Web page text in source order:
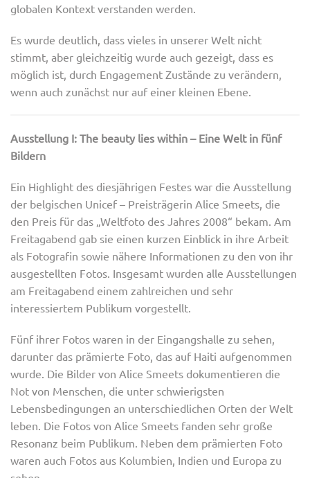
globalen Kontext verstanden werden.
Es wurde deutlich, dass vieles in unserer Welt nicht
stimmt, aber gleichzeitig wurde auch gezeigt, dass es
möglich ist, durch Engagement Zustände zu verändern,
wenn auch zunächst nur auf einer kleinen Ebene.
Ausstellung I: The beauty lies within – Eine Welt in fünf
Bildern
Ein Highlight des diesjährigen Festes war die Ausstellung
der belgischen Unicef – Preisträgerin Alice Smeets, die
den Preis für das „Weltfoto des Jahres 2008“ bekam. Am
Freitagabend gab sie einen kurzen Einblick in ihre Arbeit
als Fotografin sowie nähere Informationen zu den von ihr
ausgestellten Fotos. Insgesamt wurden alle Ausstellungen
am Freitagabend einem zahlreichen und sehr
interessiertem Publikum vorgestellt.
Fünf ihrer Fotos waren in der Eingangshalle zu sehen,
darunter das prämierte Foto, das auf Haiti aufgenommen
wurde. Die Bilder von Alice Smeets dokumentieren die
Not von Menschen, die unter schwierigsten
Lebensbedingungen an unterschiedlichen Orten der Welt
leben. Die Fotos von Alice Smeets fanden sehr große
Resonanz beim Publikum. Neben dem prämierten Foto
waren auch Fotos aus Kolumbien, Indien und Europa zu